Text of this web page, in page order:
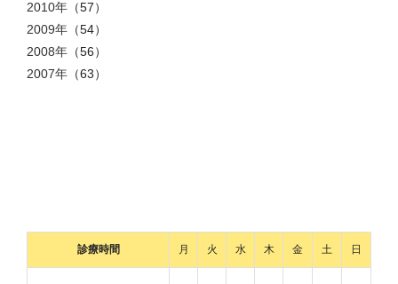
2010年 （57）
2009年 （54）
2008年 （56）
2007年 （63）
診療時間 月 火 水 木 金 土 日